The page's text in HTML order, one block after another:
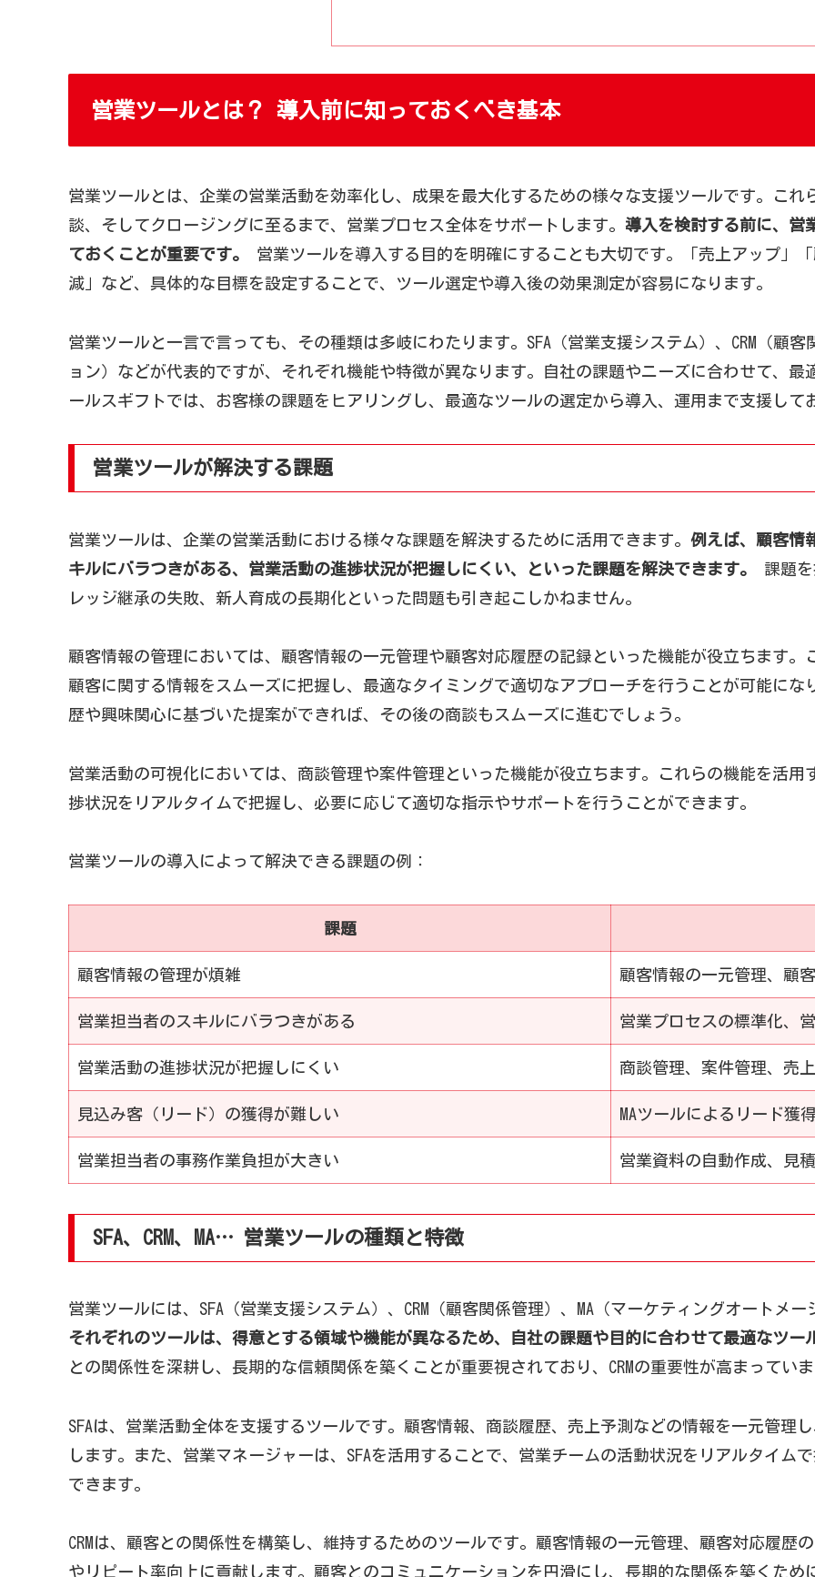
営業ツールとは？ 導入前に知っておくべき基本
営業ツールとは、企業の営業活動を効率化し、成果を最大化するための様々な支援ツールです。こ
談、そしてクロージングに至るまで、営業プロセス全体をサポートします。 導入を検討する前に、営
ておくことが重要です。
営業ツールを導入する目的を明確にすることも大切です。「売上アップ」
減」など、具体的な目標を設定することで、ツール選定や導入後の効果測定が容易になります。
営業ツールと一言で言っても、その種類は多岐にわたります。SFA（営業支援システム）、CRM（顧
ョン）などが代表的ですが、それぞれ機能や特徴が異なります。自社の課題やニーズに合わせて、
ールスギフトでは、お客様の課題をヒアリングし、最適なツールの選定から導入、運用まで支援し
営業ツールが解決する課題
営業ツールは、企業の営業活動における様々な課題を解決するために活用できます。 例えば、顧客情
キルにバラつきがある、営業活動の進捗状況が把握しにくい、といった課題を解決できます。
課題
レッジ継承の失敗、新人育成の長期化といった問題も引き起こしかねません。
顧客情報の管理においては、顧客情報の一元管理や顧客対応履歴の記録といった機能が役立ちます
顧客に関する情報をスムーズに把握し、最適なタイミングで適切なアプローチを行うことが可能に
歴や興味関心に基づいた提案ができれば、その後の商談もスムーズに進むでしょう。
営業活動の可視化においては、商談管理や案件管理といった機能が役立ちます。これらの機能を活
捗状況をリアルタイムで把握し、必要に応じて適切な指示やサポートを行うことができます。
営業ツールの導入によって解決できる課題の例：
課題
顧客情報の管理が煩雑 顧客情報の一元管理、顧
営業担当者のスキルにバラつきがある 営業プロセスの標準化、
営業活動の進捗状況が把握しにくい 商談管理、案件管理、売
見込み客（リード）の獲得が難しい MAツールによるリード獲
営業担当者の事務作業負担が大きい 営業資料の自動作成、見
SFA、CRM、MA… 営業ツールの種類と特徴
営業ツールには、SFA（営業支援システム）、CRM（顧客関係管理）、MA（マーケティングオートメ
それぞれのツールは、得意とする領域や機能が異なるため、自社の課題や目的に合わせて最適なツー
との関係性を深耕し、長期的な信頼関係を築くことが重要視されており、CRMの重要性が高まってい
SFAは、営業活動全体を支援するツールです。顧客情報、商談履歴、売上予測などの情報を一元管理
します。また、営業マネージャーは、SFAを活用することで、営業チームの活動状況をリアルタイム
できます。
CRMは、顧客との関係性を構築し、維持するためのツールです。顧客情報の一元管理、顧客対応履歴
やリピート率向上に貢献します。顧客とのコミュニケーションを円滑にし、長期的な関係を築くため